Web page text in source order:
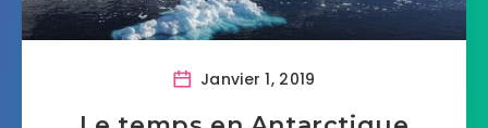
Janvier 1, 2019